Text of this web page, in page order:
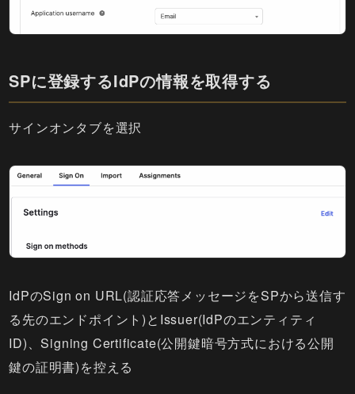
SPに登録するIdPの情報を取得する
サインオンタブを選択
IdPのSign on URL(認証応答メッセージをSPから送信す
る先のエンドポイント)とIssuer(IdPのエンティティ
ID)、Signing Certificate(公開鍵暗号方式における公開
鍵の証明書)を控える